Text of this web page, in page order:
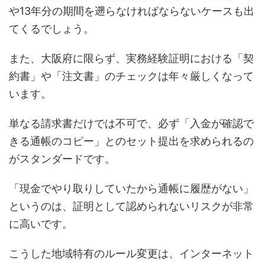
や13年分の期間を遡らなければならないケースも出
てくるでしょう。
また、大阪府に限らず、実務経験証明における「契
約書」や「注文書」のチェックは年々厳しくなって
います。
単なる請求書だけでは不可で、必ず「入金が確認で
きる通帳のコピー」とのセット提出を求められるの
がスタンダードです。
「現金でやり取りしていたから通帳に履歴がない」
というのは、証明として認められないリスクが非常
に高いです。
こうした地域特有のルール変更は、インターネット